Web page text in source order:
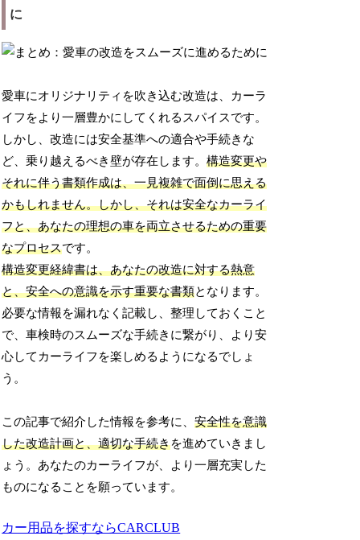
に
愛車にオリジナリティを吹き込む改造は、カーラ
イフをより一層豊かにしてくれるスパイスです。
しかし、改造には安全基準への適合や手続きな
ど、乗り越えるべき壁が存在します。構造変更や
それに伴う書類作成は、一見複雑で面倒に思える
かもしれません。しかし、それは安全なカーライ
フと、あなたの理想の車を両立させるための重要
なプロセスです。
構造変更経緯書は、あなたの改造に対する熱意
と、安全への意識を示す重要な書類となります。
必要な情報を漏れなく記載し、整理しておくこと
で、車検時のスムーズな手続きに繋がり、より安
心してカーライフを楽しめるようになるでしょ
う。
この記事で紹介した情報を参考に、安全性を意識
した改造計画と、適切な手続きを進めていきまし
ょう。あなたのカーライフが、より一層充実した
ものになることを願っています。
カー用品を探すならCARCLUB